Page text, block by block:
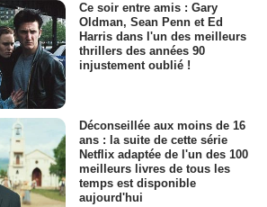
Ce soir entre amis : Gary
Oldman, Sean Penn et Ed
Harris dans l'un des meilleurs
thrillers des années 90
injustement oublié !
Déconseillée aux moins de 16
ans : la suite de cette série
Netflix adaptée de l'un des 100
meilleurs livres de tous les
temps est disponible
aujourd'hui